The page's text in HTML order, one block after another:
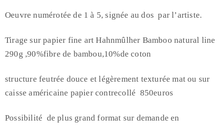
Oeuvre numérotée de 1 à 5, signée au dos par l’artiste.
Tirage sur papier fine art Hahnmûlher Bamboo natural line
290g ,90%fibre de bambou,10%de coton
structure feutrée douce et légèrement texturée mat ou sur
caisse américaine papier contrecollé 850euros
Possibilité de plus grand format sur demande en